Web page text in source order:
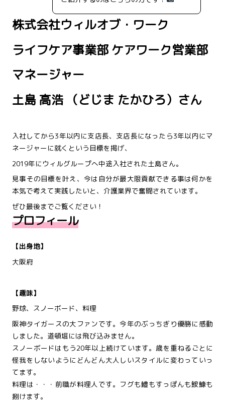
株式会社ウィルオブ・ワーク
ライフケア事業部 ケアワーク営業部
マネージャー
土島 高浩 （どじま たかひろ）さん
入社してから3年以内に支店長、支店長になったら3年以内にマ
ネージャーに就くという目標を掲げ、
2019年にウィルグループへ中途入社された土島さん。
見事その目標を叶え、今は自分が最大限貢献できる事は何かを
本気で考えて実践したいと、介護業界で奮闘されています。
ぜひ最後までご覧ください！
プロフィール
【出身地】
大阪府
【趣味】
野球、スノーボード、料理
阪神タイガースの大ファンです。今年のぶっちぎり優勝に感動
しました。道頓堀には飛び込みません。
スノーボードはもう20年以上続けています。歳を重ねるごとに
怪我をしないようにどんどん大人しいスタイルに変わっていっ
てます。
料理は・・・前職が料理人です。フグも鱧もすっぽんも鮟鱇も
捌けます。